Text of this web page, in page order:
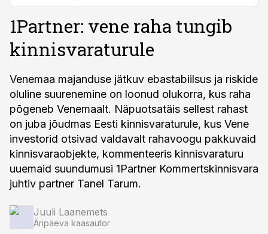
1Partner: vene raha tungib
kinnisvaraturule
Venemaa majanduse jätkuv ebastabiilsus ja riskide
oluline suurenemine on loonud olukorra, kus raha
põgeneb Venemaalt. Näpuotsatäis sellest rahast
on juba jõudmas Eesti kinnisvaraturule, kus Vene
investorid otsivad valdavalt rahavoogu pakkuvaid
kinnisvaraobjekte, kommenteeris kinnisvaraturu
uuemaid suundumusi 1Partner Kommertskinnisvara
juhtiv partner Tanel Tarum.
Juuli Laanemets
Äripäeva kaasautor